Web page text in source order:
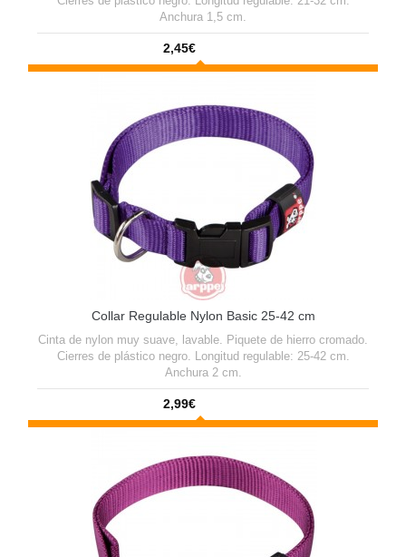
Anchura 1,5 cm.
2,45€
Collar Regulable Nylon Basic 25-42 cm
Cinta de nylon muy suave, lavable. Piquete de hierro cromado.
Cierres de plástico negro. Longitud regulable: 25-42 cm.
Anchura 2 cm.
2,99€